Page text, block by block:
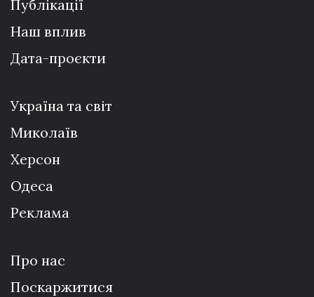
Публікації
Наш вплив
Дата-проєкти
Україна та світ
Миколаїв
Херсон
Одеса
Реклама
Про нас
Поскаржитися